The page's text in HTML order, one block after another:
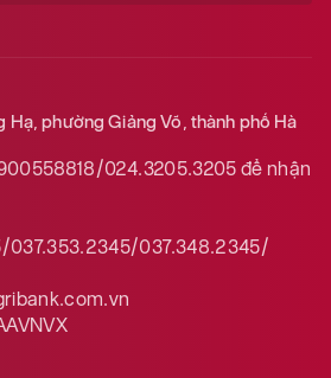
Hạ, phường Giảng Võ, thành phố Hà
024.3205.3205để nhận
037.353.2345/037.348.2345/